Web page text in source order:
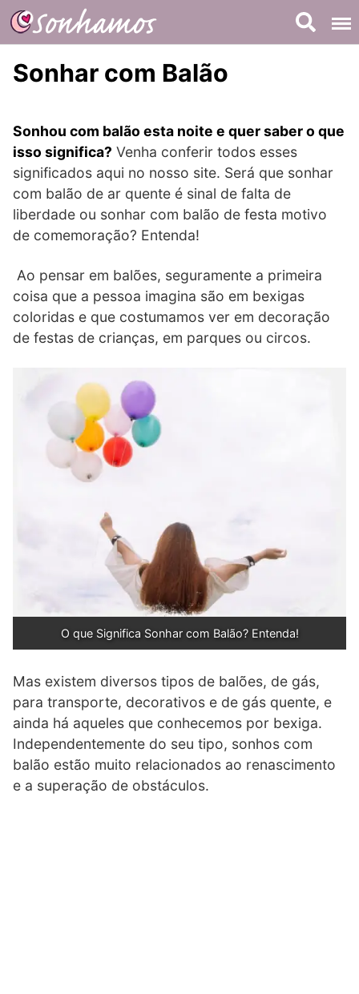
Skip
to
content
Sonhar com Balão
Sonhou com balão esta noite e quer saber o que
isso significa? Venha conferir todos esses
significados aqui no nosso site. Será que sonhar
com balão de ar quente é sinal de falta de
liberdade ou sonhar com balão de festa motivo
de comemoração? Entenda!
Ao pensar em balões, seguramente a primeira
coisa que a pessoa imagina são em bexigas
coloridas e que costumamos ver em decoração
de festas de crianças, em parques ou circos.
O que Significa Sonhar com Balão? Entenda!
Mas existem diversos tipos de balões, de gás,
para transporte, decorativos e de gás quente, e
ainda há aqueles que conhecemos por bexiga.
Independentemente do seu tipo, sonhos com
balão estão muito relacionados ao renascimento
e a superação de obstáculos.